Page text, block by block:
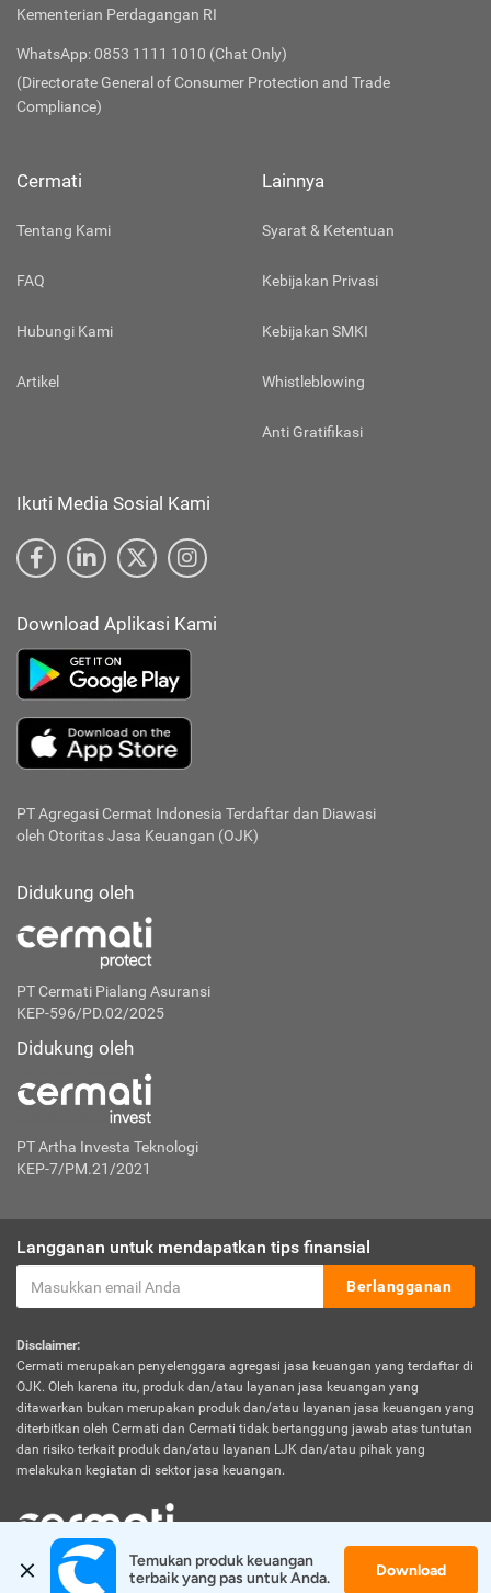
Kementerian Perdagangan RI
WhatsApp: 0853 1111 1010 (Chat Only)
(Directorate General of Consumer Protection and Trade
Compliance)
Cermati
Tentang Kami
FAQ
Hubungi Kami
Artikel
Lainnya
Syarat & Ketentuan
Kebijakan Privasi
Kebijakan SMKI
Whistleblowing
Anti Gratifikasi
Ikuti Media Sosial Kami
Download Aplikasi Kami
PT Agregasi Cermat Indonesia Terdaftar dan Diawasi
oleh Otoritas Jasa Keuangan (OJK)
Didukung oleh
PT Cermati Pialang Asuransi
KEP-596/PD.02/2025
Didukung oleh
PT Artha Investa Teknologi
KEP-7/PM.21/2021
Langganan untuk mendapatkan tips finansial
Berlangganan
Disclaimer:
Cermati merupakan penyelenggara agregasi jasa keuangan yang terdaftar di
OJK. Oleh karena itu, produk dan/atau layanan jasa keuangan yang
ditawarkan bukan merupakan produk dan/atau layanan jasa keuangan yang
diterbitkan oleh Cermati dan Cermati tidak bertanggung jawab atas tuntutan
dan risiko terkait produk dan/atau layanan LJK dan/atau pihak yang
melakukan kegiatan di sektor jasa keuangan.
© 2026 Cermati. All Rights Reserved.
Temukan produk keuangan
terbaik yang pas untuk Anda.
Download